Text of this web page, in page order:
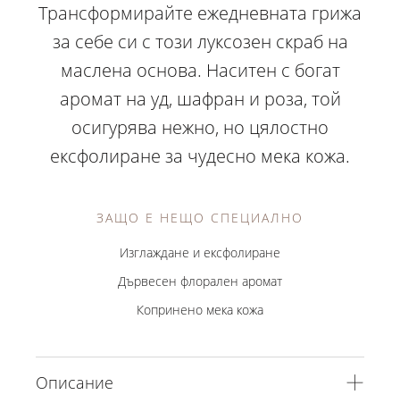
Трансформирайте ежедневната грижа
за себе си с този луксозен скраб на
маслена основа. Наситен с богат
аромат на уд, шафран и роза, той
осигурява нежно, но цялостно
ексфолиране за чудесно мека кожа.
ЗАЩО Е НЕЩО СПЕЦИАЛНО
Изглаждане и ексфолиране
Дървесен флорален аромат
Копринено мека кожа
Описание